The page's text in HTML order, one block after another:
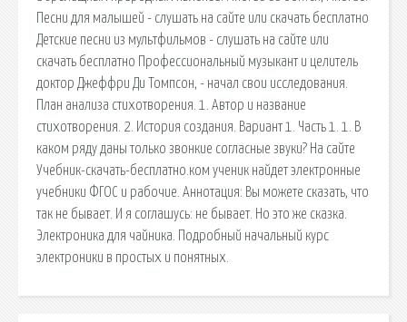
Песни для малышей - слушать на сайте или скачать бесплатно
Детские песни из мультфильмов - слушать на сайте или
скачать бесплатно Профессиональный музыкант и целитель
доктор Джеффри Ди Томпсон, - начал свои исследования.
План анализа стихотворения. 1. Автор и название
стихотворения. 2. История создания. Вариант 1. Часть 1. 1. В
каком ряду даны только звонкие согласные звуки? На сайте
Учебник-скачать-бесплатно.ком ученик найдет электронные
учебники ФГОС и рабочие. Аннотация: Вы можете сказать, что
так не бывает. И я соглашусь: не бывает. Но это же сказка.
Электроника для чайника. Подробный начальный курс
электроники в простых и понятных.